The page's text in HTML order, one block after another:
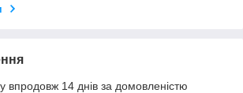
впродовж 14 днів за домовленістю